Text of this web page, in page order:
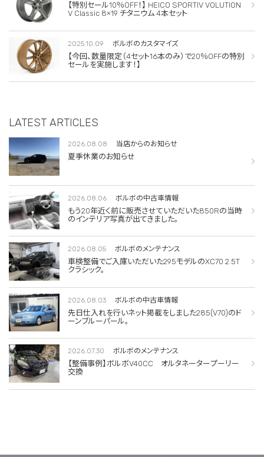
【特別セール10％OFF！】 HEICO SPORTIV VOLUTION
V Classic 8×19 チタニウム 4本セット
2025.10.09 ボルボのカスタマイズ
【今回、数量限定（4セット16本のみ）で20％OFFの特別
セールを実施します！】
LATEST ARTICLES
2026.08.08 当店からのお知らせ
夏季休業のお知らせ
2026.08.06 ボルボの中古車情報
もう20年近く前に販売させていただいた850Rの当時
のインテリア写真が出てきました。
2026.08.05 ボルボのメンテナンス
車検整備でご入庫いただいた295モデルのXC70 2.5T
クラシック。
2026.08.03 ボルボの中古車情報
先日仕入れを行いネット掲載をしました285(V70)のド
ーンブルーパール。
2026.07.30 ボルボのメンテナンス
【整備事例】ボルボV40CC オルタネータープーリー
交換